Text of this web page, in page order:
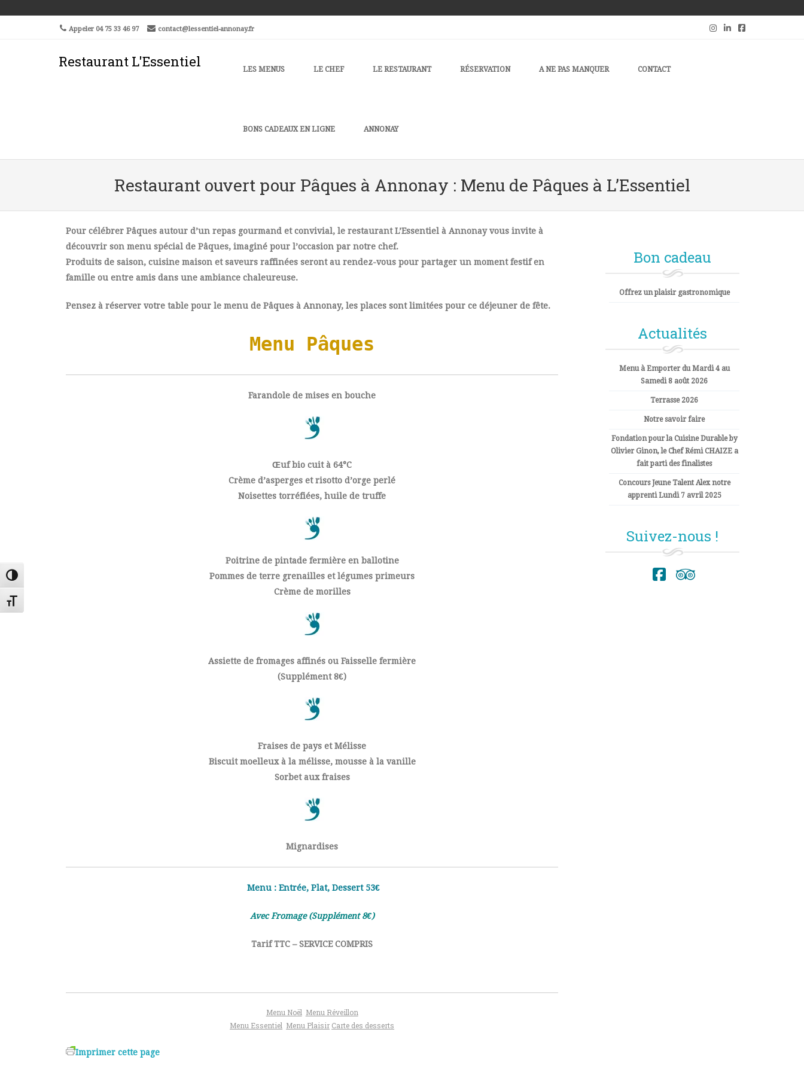
Passer en contraste élevé
Changer la taille de la police
Appeler 04 75 33 46 97 contact@lessentiel-annonay.fr
Restaurant L'Essentiel Menu
SKIP TO CONTENT
LES MENUS LE CHEF LE RESTAURANT RÉSERVATION A NE PAS MANQUER CONTACT
BONS CADEAUX EN LIGNE ANNONAY
Restaurant ouvert pour Pâques à Annonay : Menu de Pâques à L’Essentiel
Pour célébrer Pâques autour d’un repas gourmand et convivial, le restaurant L’Essentiel à Annonay vous invite à
découvrir son menu spécial de Pâques, imaginé pour l’occasion par notre chef.
Produits de saison, cuisine maison et saveurs raffinées seront au rendez-vous pour partager un moment festif en
famille ou entre amis dans une ambiance chaleureuse.
Pensez à réserver votre table pour le menu de Pâques à Annonay, les places sont limitées pour ce déjeuner de fête.
Menu Pâques
Farandole de mises en bouche
Œuf bio cuit à 64°C
Crème d’asperges et risotto d’orge perlé
Noisettes torréfiées, huile de truffe
Poitrine de pintade fermière en ballotine
Pommes de terre grenailles et légumes primeurs
Crème de morilles
Assiette de fromages affinés ou Faisselle fermière
(Supplément 8€)
Fraises de pays et Mélisse
Biscuit moelleux à la mélisse, mousse à la vanille
Sorbet aux fraises
Mignardises
Menu : Entrée, Plat, Dessert 53€
Avec Fromage (Supplément 8€)
Tarif TTC – SERVICE COMPRIS
Menu Noël Menu Réveillon
Menu Essentiel Menu Plaisir Carte des desserts
Imprimer cette page
Bon cadeau
Offrez un plaisir gastronomique
Actualités
Menu à Emporter du Mardi 4 au
Samedi 8 août 2026
Terrasse 2026
Notre savoir faire
Fondation pour la Cuisine Durable by
Olivier Ginon, le Chef Rémi CHAIZE a
fait parti des finalistes
Concours Jeune Talent Alex notre
apprenti Lundi 7 avril 2025
Suivez-nous !